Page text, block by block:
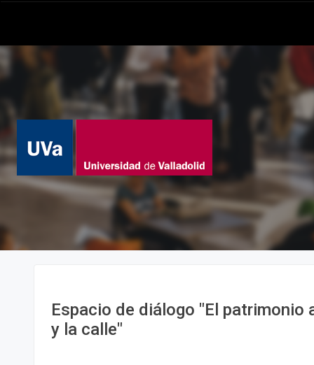
Espacio de diálogo "El patrimonio
y la calle"